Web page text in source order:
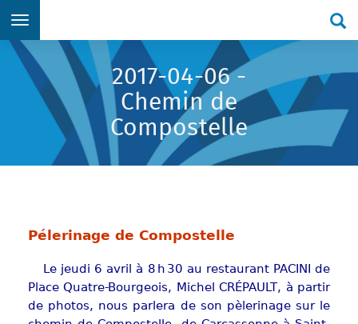
Aller directement au menu principal
Aller directement au contenu principal
Aller directement au formulaire de recherche
Aller directement au pied de page
2017-04-06 -
Chemin de
Compostelle
Pélerinage de Compostelle
Le jeudi 6 avril à 8 h 30 au restaurant PACINI de
Place Quatre-Bourgeois, Michel CRÉPAULT, à partir
de photos, nous parlera de son pèlerinage sur le